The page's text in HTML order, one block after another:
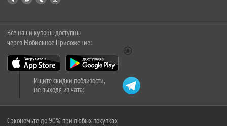
Все наши купоны доступны
через Мобильное Приложение:
Ищите скидки поблизости,
не выходя из чата:
Сэкономьте до 90% при любых покупках